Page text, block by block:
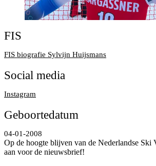
FIS
FIS biografie Sylvijn Huijsmans
Social media
Instagram
Geboortedatum
04-01-2008
Op de hoogte blijven van de Nederlandse Ski
aan voor de nieuwsbrief!